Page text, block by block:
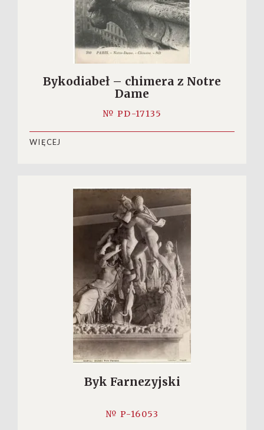
Bykodiabeł – chimera z Notre
Dame
№ PD-17135
WIĘCEJ
Byk Farnezyjski
№ P-16053